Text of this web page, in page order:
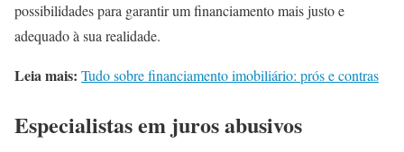
possibilidades para garantir um financiamento mais justo e
adequado à sua realidade.
Leia mais: Tudo sobre financiamento imobiliário: prós e contras
Especialistas em juros abusivos